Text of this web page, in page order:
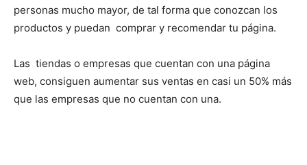
Mundo
personas mucho mayor, de tal forma que conozcan los
productos y puedan comprar y recomendar tu página.
Las tiendas o empresas que cuentan con una página
web, consiguen aumentar sus ventas en casi un 50% más
que las empresas que no cuentan con una.